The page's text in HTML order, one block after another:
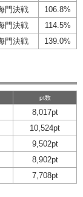
門決戦
106.8%
門決戦
114.5%
門決戦 139.0%
pt数
8,017pt
10,524pt
9,502pt
8,902pt
7,708pt